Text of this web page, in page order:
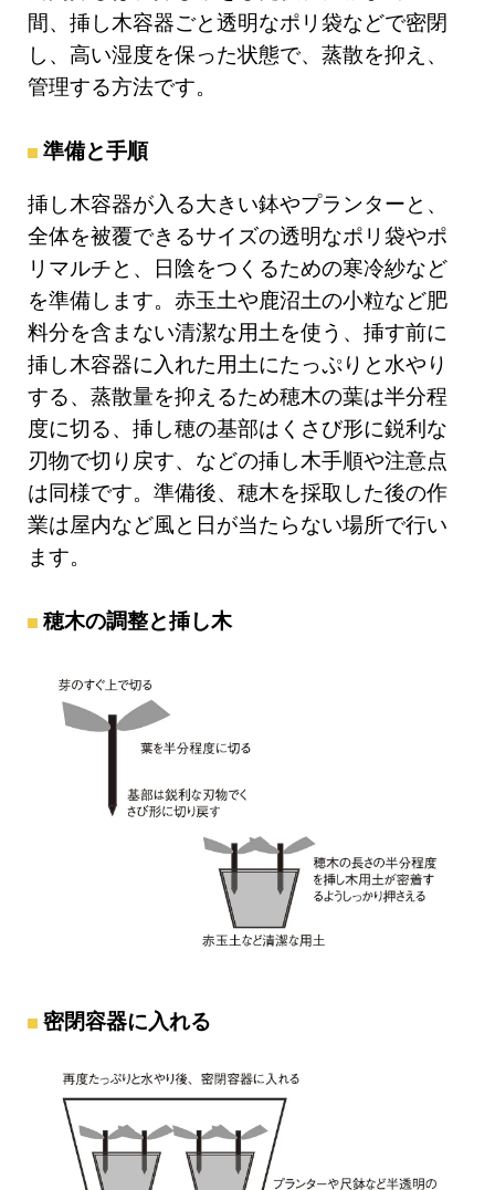
間、挿し木容器ごと透明なポリ袋などで密閉
し、高い湿度を保った状態で、蒸散を抑え、
管理する方法です。
準備と手順
挿し木容器が入る大きい鉢やプランターと、
全体を被覆できるサイズの透明なポリ袋やポ
リマルチと、日陰をつくるための寒冷紗など
を準備します。赤玉土や鹿沼土の小粒など肥
料分を含まない清潔な用土を使う、挿す前に
挿し木容器に入れた用土にたっぷりと水やり
する、蒸散量を抑えるため穂木の葉は半分程
度に切る、挿し穂の基部はくさび形に鋭利な
刃物で切り戻す、などの挿し木手順や注意点
は同様です。準備後、穂木を採取した後の作
業は屋内など風と日が当たらない場所で行い
ます。
穂木の調整と挿し木
密閉容器に入れる